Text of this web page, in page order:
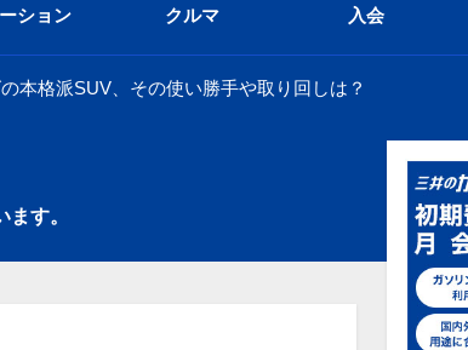
ション クルマ 入会
本格派SUV、その使い勝手や取り回しは？
す。